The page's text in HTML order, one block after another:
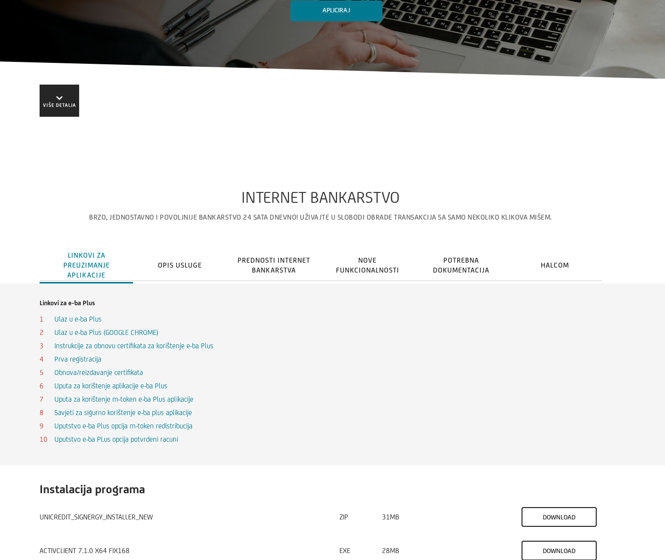
APLICIRAJ
VIŠE DETALJA
INTERNET BANKARSTVO
BRZO, JEDNOSTAVNO I POVOLJNIJE BANKARSTVO 24 SATA DNEVNO! UŽIVAJTE U SLOBODI OBRADE TRANSAKCIJA SA SAMO NEKOLIKO KLIKOVA MIŠEM.
LINKOVI ZA
PREUZIMANJE
APLIKACIJE
OPIS USLUGE
PREDNOSTI INTERNET
BANKARSTVA
NOVE
FUNKCIONALNOSTI
POTREBNA
DOKUMENTACIJA
HALCOM
Linkovi za e-ba Plus
Ulaz u e-ba Plus
Ulaz u e-ba Plus (GOOGLE CHROME)
Instrukcije za obnovu certifikata za korištenje e-ba Plus
Prva registracija
Obnova/reizdavanje certifikata
Uputa za korištenje aplikacije e-ba Plus
Uputa za korištenje m-token e-ba Plus aplikacije
Savjeti za sigurno korištenje e-ba plus aplikacije
Uputstvo e-ba Plus opcija m-token redistribucija
Uputstvo e-ba PLus opcija potvrdeni racuni
Instalacija programa
UNICREDIT_SIGNERGY_INSTALLER_NEW ZIP 31MB DOWNLOAD
ACTIVCLIENT 7.1.0 X64 FIX168 EXE 28MB DOWNLOAD